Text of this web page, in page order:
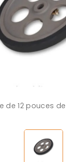
de 12 pouces